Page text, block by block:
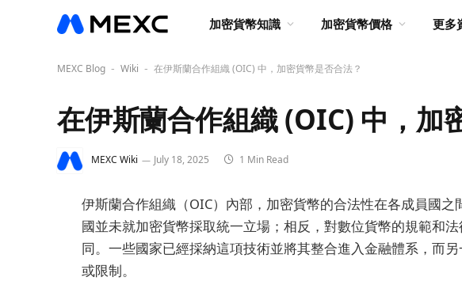
加密貨幣知識 加密貨幣價格 更多
MEXC Blog - Wiki - 在伊斯蘭合作組織 (OIC) 中，加密貨幣是否合法？
在伊斯蘭合作組織 (OIC) 中，加
MEXC Wiki July 18, 2025 1 Min Read
伊斯蘭合作組織（OIC）內部，加密貨幣的合法性在各成員國之
國並未就加密貨幣採取統一立場；相反，對數位貨幣的規範和
同。一些國家已經採納這項技術並將其整合進入金融體系，而
或限制。